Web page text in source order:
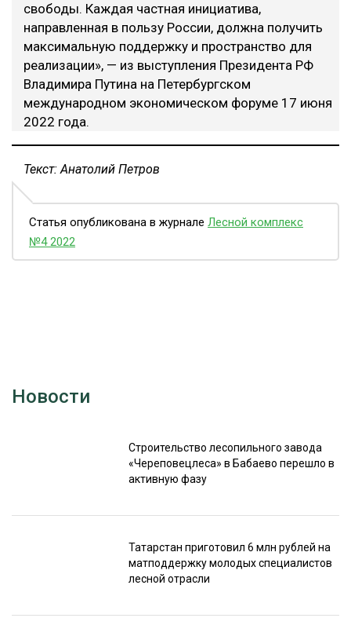
свободы. Каждая частная инициатива,
направленная в пользу России, должна получить
максимальную поддержку и пространство для
реализации», — из выступления Президента РФ
Владимира Путина на Петербургском
международном экономическом форуме 17 июня
2022 года.
Текст: Анатолий Петров
Статья опубликована в журнале Лесной комплекс
№4 2022
Новости
Строительство лесопильного завода
«Череповецлеса» в Бабаево перешло в
активную фазу
Татарстан приготовил 6 млн рублей на
матподдержку молодых специалистов
лесной отрасли